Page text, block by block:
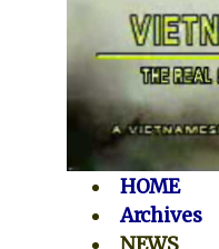
HOME
Archives